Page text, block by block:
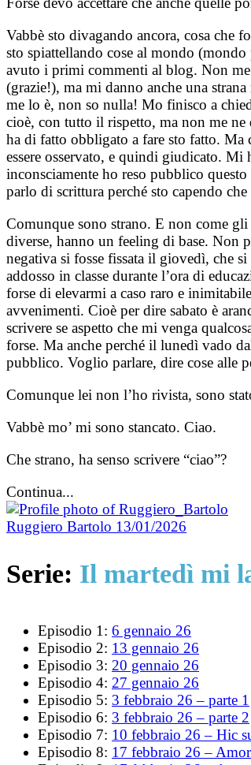
Vabbè sto divagando ancora, cosa che
sto spiattellando cose al mondo
avuto i primi commenti al blog. Non me
(grazie!), ma mi danno anche una
me lo è, non so nulla! Mo finisco a
cioè, con tutto il rispetto, ma non me
ha di fatto obbligato a fare sto fatto. Ma
essere osservato, e quindi giudicato. Mi
inconsciamente ho reso pubblico
parlo di scrittura perché sto capendo
Comunque sono strano. E non come
diverse, hanno un feeling di base. Non
negativa si fosse fissata il giovedì, che
addosso in classe durante l’ora di
forse di elevarmi a caso raro e
avvenimenti. Cioè per dire sabato è
scrivere se aspetto che mi venga
forse. Ma anche perché il lunedì vado
pubblico. Voglio parlare, dire cose alle
Comunque lei non l’ho rivista, sono
Vabbè mo’ mi sono stancato. Ciao.
Che strano, ha senso scrivere “ciao”?
Continua...
Ruggiero Bartolo 13/01/2026
Serie: Il martedì mi
Episodio 1: 6 gennaio 26
Episodio 2: 13 gennaio 26
Episodio 3: 20 gennaio 26
Episodio 4: 27 gennaio 26
Episodio 5: 3 febbraio 26 – parte 1
Episodio 6: 3 febbraio 26 – parte 2
Episodio 7: 10 febbraio 26 – Hic
Episodio 8: 17 febbraio 26 –